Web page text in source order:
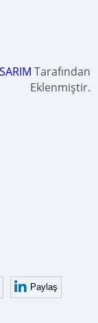
Tarafından
Eklenmiştir.
Paylaş